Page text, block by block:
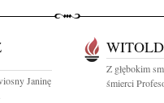
Janinę
Z głębokim
śmierci